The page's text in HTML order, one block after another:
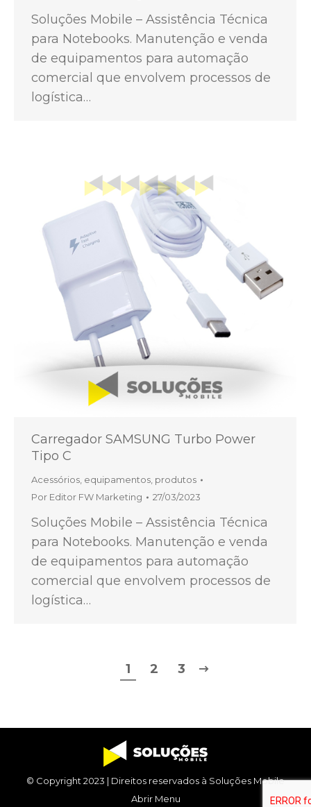
Soluções Mobile – Assistência Técnica
para Notebooks. Manutenção e venda
de equipamentos para automação
comercial que envolvem processos de
logística…
Carregador SAMSUNG Turbo Power
Tipo C
Acessórios equipamentos produtos
Por Editor FW Marketing 27/03/2023
Soluções Mobile – Assistência Técnica
para Notebooks. Manutenção e venda
de equipamentos para automação
comercial que envolvem processos de
logística…
1 2 3
© Copyright 2023 | Direitos reservados à Soluções Mobile
Abrir Menu